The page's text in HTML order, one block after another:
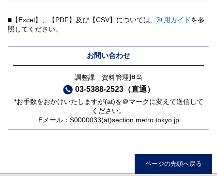
■【Excel】、【PDF】及び【CSV】については、 利用ガイドを参
照してください。
お問い合わせ
調整課 資料管理担当
03-5388-2523（直通）
*お手数をおかけいたしますが(at)を＠マークに変えて送信して
ください。
Eメール： S0000033(at)section.metro.tokyo.jp
ページの先頭へ戻る